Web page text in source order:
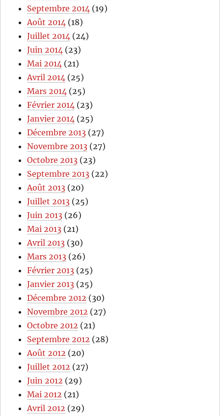
Septembre 2014 (19)
Août 2014 (18)
Juillet 2014 (24)
Juin 2014 (23)
Mai 2014 (21)
Avril 2014 (25)
Mars 2014 (25)
Février 2014 (23)
Janvier 2014 (25)
Décembre 2013 (27)
Novembre 2013 (27)
Octobre 2013 (23)
Septembre 2013 (22)
Août 2013 (20)
Juillet 2013 (25)
Juin 2013 (26)
Mai 2013 (21)
Avril 2013 (30)
Mars 2013 (26)
Février 2013 (25)
Janvier 2013 (25)
Décembre 2012 (30)
Novembre 2012 (27)
Octobre 2012 (21)
Septembre 2012 (28)
Août 2012 (20)
Juillet 2012 (27)
Juin 2012 (29)
Mai 2012 (21)
Avril 2012 (29)